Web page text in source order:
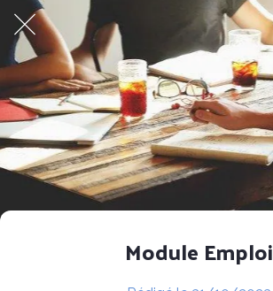
Module Emploi